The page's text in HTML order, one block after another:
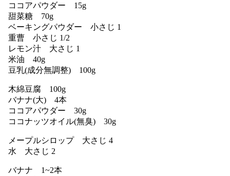
ココアパウダー 15g
甜菜糖 70g
ベーキングパウダー 小さじ 1
重曹 小さじ 1/2
レモン汁 大さじ 1
米油 40g
豆乳(成分無調整) 100g
木綿豆腐 100g
バナナ(大) 4本
ココアパウダー 30g
ココナッツオイル(無臭) 30g
メープルシロップ 大さじ 4
水 大さじ 2
バナナ 1~2本